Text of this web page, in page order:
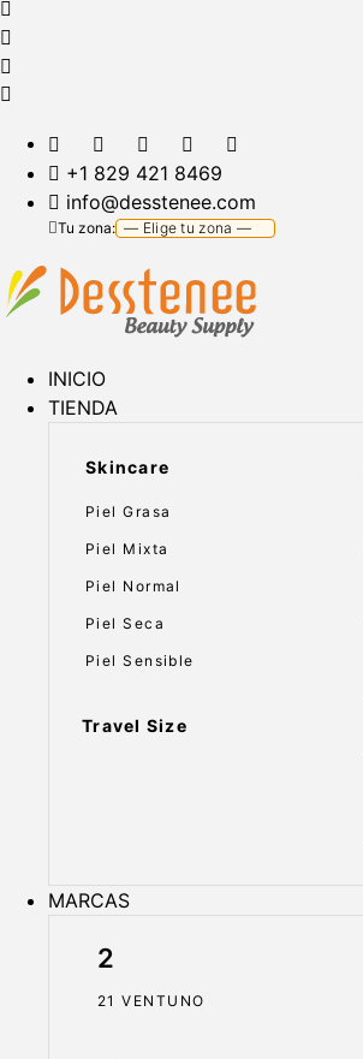
+1 829 421 8469
info@desstenee.com
Tu zona:
INICIO
TIENDA
Skincare
Piel Grasa
Piel Mixta
Piel Normal
Piel Seca
Piel Sensible
Travel Size
MARCAS
2
21 VENTUNO